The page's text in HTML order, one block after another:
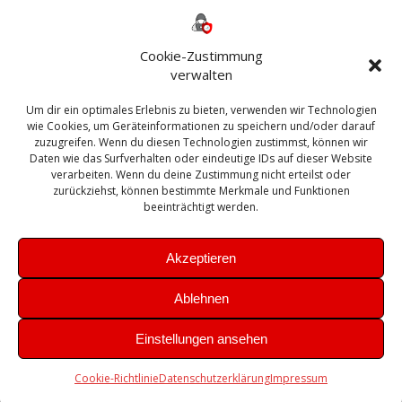
Cookie-Zustimmung
verwalten
Um dir ein optimales Erlebnis zu bieten, verwenden wir Technologien
wie Cookies, um Geräteinformationen zu speichern und/oder darauf
zuzugreifen. Wenn du diesen Technologien zustimmst, können wir
Daten wie das Surfverhalten oder eindeutige IDs auf dieser Website
verarbeiten. Wenn du deine Zustimmung nicht erteilst oder
zurückziehst, können bestimmte Merkmale und Funktionen
beeinträchtigt werden.
Akzeptieren
Ablehnen
Einstellungen ansehen
Cookie-RichtlinieDatenschutzerklärungImpressum
Bautagebuch
Exchange firewall Fritzbox
Microsoft
Sanierung SBS Security Server Sicherheit
Sicherung SIEM Sophos SSL Ubuntu
Update Upgrade UTM VCenter VCSA Veeam
VMWare VPN WAZUH Windows
Zertifikat
Theme